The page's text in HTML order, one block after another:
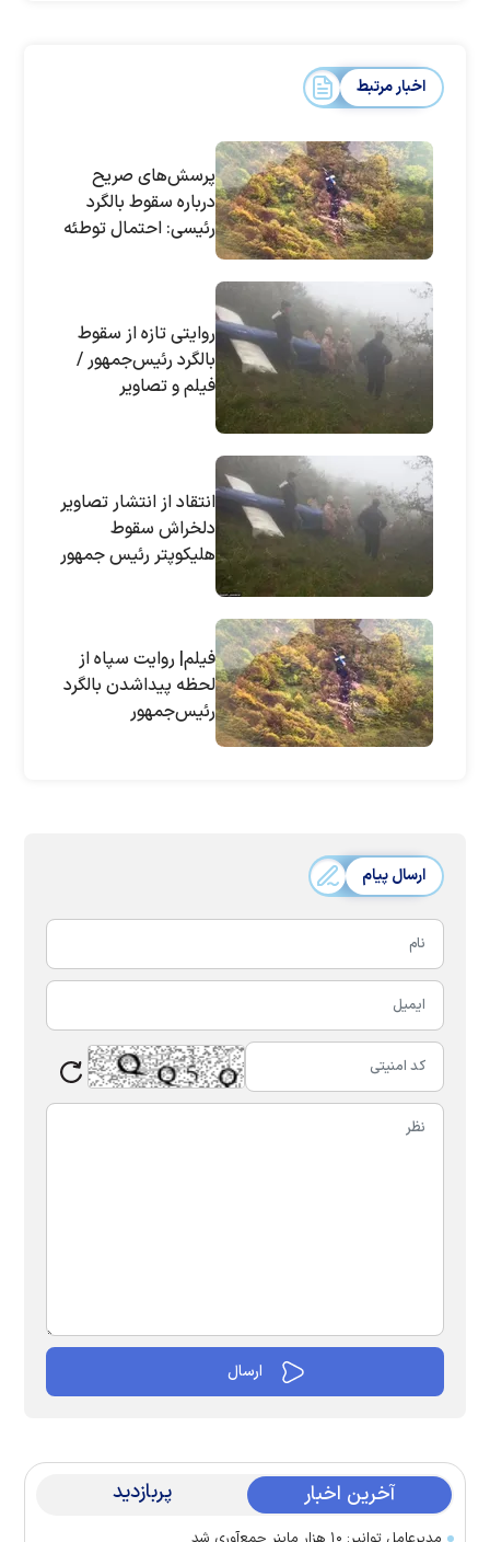
اخبار مرتبط
پرسش‌های صریح
درباره سقوط بالگرد
رئیسی: احتمال توطئه
روایتی تازه از سقوط
بالگرد رئیس‌جمهور /
فیلم و تصاویر
انتقاد از انتشار تصاویر
دلخراش سقوط
هلیکوپتر رئیس جمهور
فیلم| روایت سپاه از
لحظه پیداشدن بالگرد
رئیس‌جمهور
ارسال پیام
آخرین اخبار پربازدید